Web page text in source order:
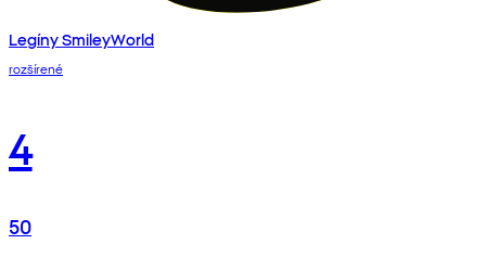
Legíny SmileyWorld
rozšírené
4
50